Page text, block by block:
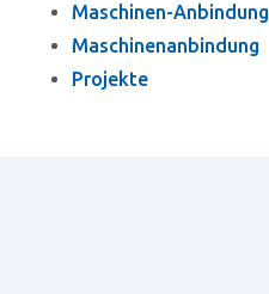
Maschinen-Anbindung
Maschinenanbindung
Projekte